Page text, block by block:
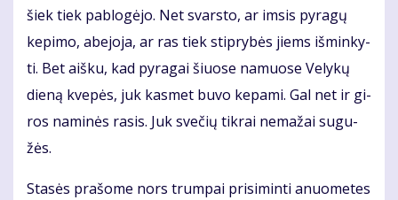
šiek tiek pa­blo­gė­jo. Net svars­to, ar im­sis py­ra­gų
ke­pi­mo, abe­jo­ja, ar ras tiek stip­ry­bės jiems iš­min­ky­
ti. Bet aiš­ku, kad py­ra­gai šiuo­se na­muo­se Ve­ly­kų
die­ną kve­pės, juk kas­met bu­vo ke­pa­mi. Gal net ir gi­
ros na­mi­nės ra­sis. Juk sve­čių tik­rai ne­ma­žai su­gu­
žės.
Sta­sės pra­šo­me nors trum­pai pri­si­min­ti anuo­me­tes